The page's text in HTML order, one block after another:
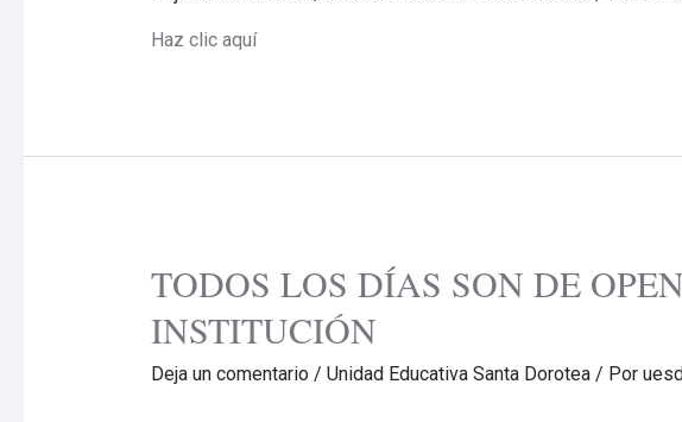
Haz clic aquí
TODOS LOS DÍAS SON DE
INSTITUCIÓN
Deja un comentario / Unidad Educativa Santa Dorotea/ Por